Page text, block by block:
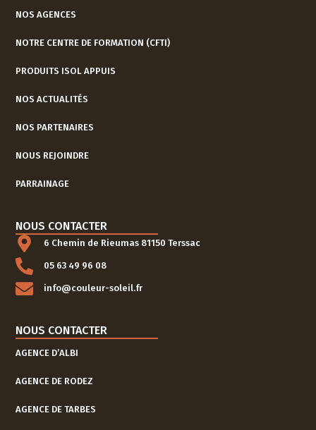
NOS AGENCES
NOTRE CENTRE DE FORMATION (CFTI)
PRODUITS ISOL APPUIS
NOS ACTUALITÉS
NOS PARTENAIRES
NOUS REJOINDRE
PARRAINAGE
NOUS CONTACTER
6 Chemin de Rieumas 81150 Terssac
05 63 49 96 08
info@couleur-soleil.fr
NOUS CONTACTER
AGENCE D’ALBI
AGENCE DE RODEZ
AGENCE DE TARBES